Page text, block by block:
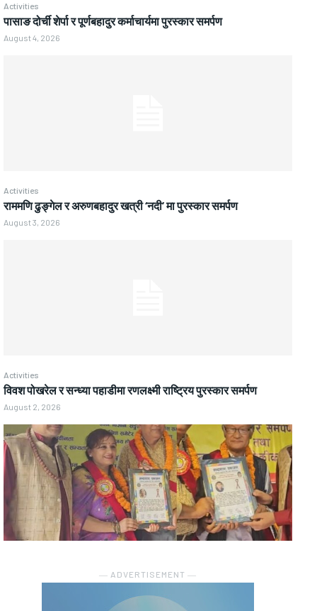
Activities
पासाङ दोर्ची शेर्पा र पूर्णबहादुर कर्माचार्यमा पुरस्कार समर्पण
August 4, 2026
Activities
राममणि ढुङ्गेल र अरुणबहादुर खत्री ‘नदी’ मा पुरस्कार समर्पण
August 3, 2026
Activities
विवश पोखरेल र सन्ध्या पहाडीमा रणलक्ष्मी राष्ट्रिय पुरस्कार समर्पण
August 2, 2026
― ADVERTISEMENT ―